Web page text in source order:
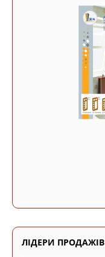
ЛІДЕРИ ПРОДАЖІВ